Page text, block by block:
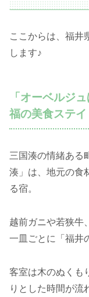
ここからは、福井
します♪
「オーベルジ
福の美食ステイ
三国湊の情緒ある
湊」は、地元の食
る宿。
越前ガニや若狭牛
一皿ごとに「福井
客室は木のぬくも
りとした時間が流